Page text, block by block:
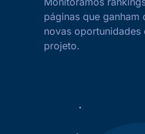
páginas que
novas oportunidades
projeto.